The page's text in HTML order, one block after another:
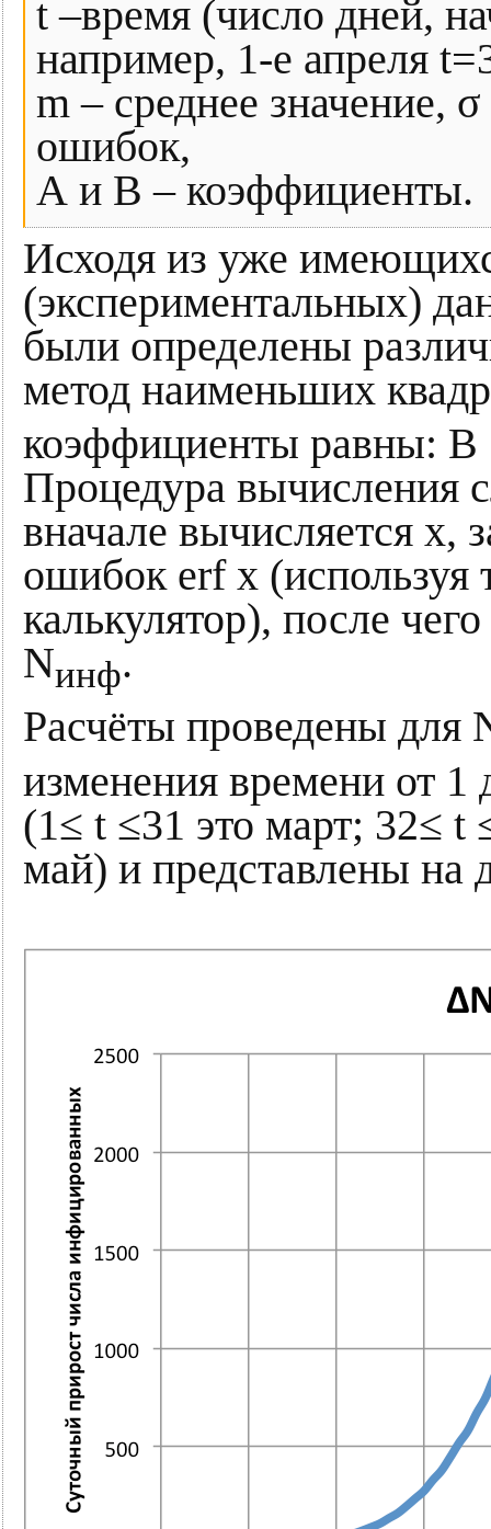
t –время (число дней,
например, 1-е апреля
m – среднее значение,
ошибок,
А и В – коэффициенты.
Исходя из уже
(экспериментальных)
были определены
метод наименьших
коэффициенты равны: В
Процедура вычисления
вначале вычисляется x,
ошибок erf x (используя
калькулятор), после
Nинф.
Расчёты проведены для
изменения времени от 1
(1≤ t ≤31 это март; 32≤ t
май) и представлены на